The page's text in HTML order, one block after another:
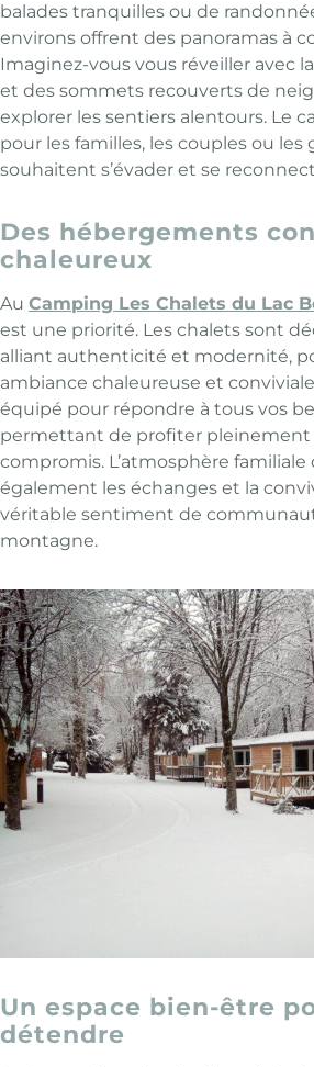
balades tranquilles ou de
environs offrent des panoramas à
Imaginez-vous vous réveiller avec
et des sommets recouverts de
explorer les sentiers alentours. Le
pour les familles, les couples ou les
souhaitent s’évader et se
Des hébergements
chaleureux
Au Camping Les Chalets du Lac
est une priorité. Les chalets sont
alliant authenticité et modernité,
ambiance chaleureuse et
équipé pour répondre à tous vos
permettant de profiter pleinement
compromis. L’atmosphère
également les échanges et la
véritable sentiment de
montagne.
Un espace bien-être
détendre